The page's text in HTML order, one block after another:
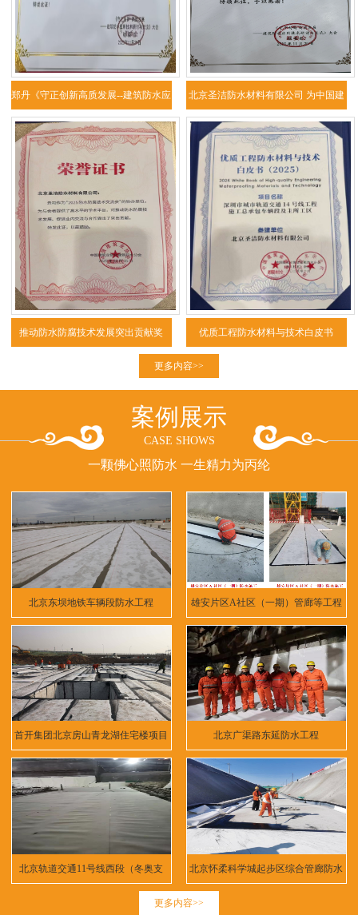
郑丹《守正创新高质发展--建筑防水应
用技
北京圣洁防水材料有限公司 为中国建
筑学会
推动防水防腐技术发展突出贡献奖 优质工程防水材料与技术白皮书
更多内容>>
案例展示
CASE SHOWS
一颗佛心照防水 一生精力为丙纶
北京东坝地铁车辆段防水工程 雄安片区A社区（一期）管廊等工程
首开集团北京房山青龙湖住宅楼项目 北京广渠路东延防水工程
北京轨道交通11号线西段（冬奥支 北京怀柔科学城起步区综合管廊防水
更多内容>>